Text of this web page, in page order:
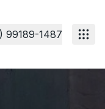
99189-1487